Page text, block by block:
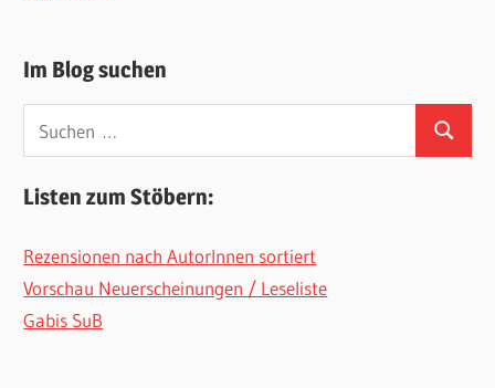
Im Blog suchen
nach:
Suchen
Listen zum Stöbern:
Rezensionen nach AutorInnen sortiert
Vorschau Neuerscheinungen / Leseliste
Gabis SuB